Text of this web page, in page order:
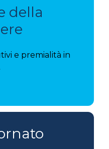
della
e premialità in